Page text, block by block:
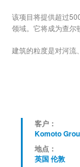
该项目将提供超过
领域。它将成为查尔
建筑的粒度是对河流
客户：
Komoto
地点：
英国 伦敦